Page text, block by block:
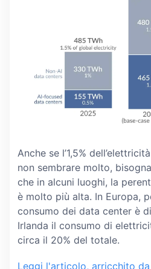
Anche se l’1,5%
non sembrare molto,
che in alcuni luoghi, la
è molto più alta. In Europa,
consumo dei data center è
Irlanda il consumo di
circa il 20% del totale.
Leggi l'articolo, arricchito